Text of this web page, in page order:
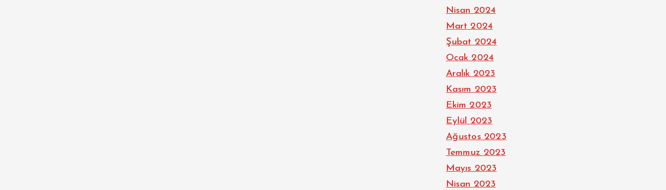
Nisan 2024
Mart 2024
Şubat 2024
Ocak 2024
Aralık 2023
Kasım 2023
Ekim 2023
Eylül 2023
Ağustos 2023
Temmuz 2023
Mayıs 2023
Nisan 2023